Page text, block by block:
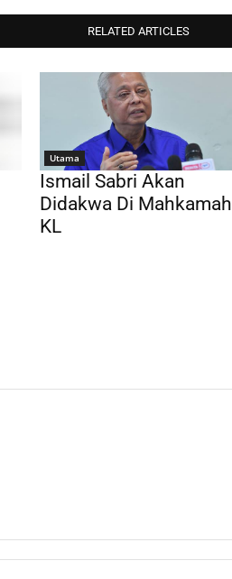
RELATED ARTICLES
Utama
Ismail Sabri Akan
Didakwa Di Mahkamah
KL